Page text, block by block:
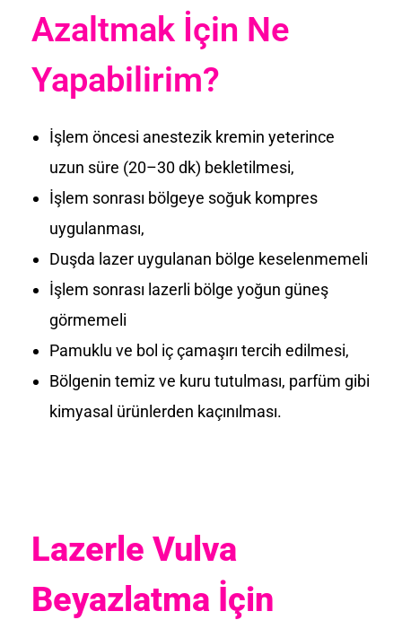
Azaltmak İçin Ne
Yapabilirim?
İşlem öncesi anestezik kremin yeterince
uzun süre (20–30 dk) bekletilmesi,
İşlem sonrası bölgeye soğuk kompres
uygulanması,
Duşda lazer uygulanan bölge keselenmemeli
İşlem sonrası lazerli bölge yoğun güneş
görmemeli
Pamuklu ve bol iç çamaşırı tercih edilmesi,
Bölgenin temiz ve kuru tutulması, parfüm gibi
kimyasal ürünlerden kaçınılması.
Lazerle Vulva
Beyazlatma İçin